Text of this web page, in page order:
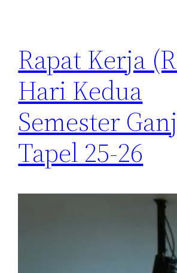
Rapat Kerja
Hari Kedua
Semester
Tapel 25-26